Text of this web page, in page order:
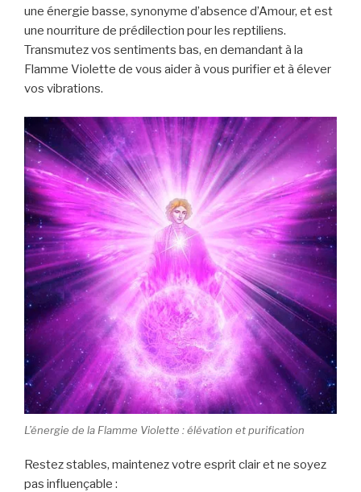
une énergie basse, synonyme d’absence d’Amour, et est
une nourriture de prédilection pour les reptiliens.
Transmutez vos sentiments bas, en demandant à la
Flamme Violette de vous aider à vous purifier et à élever
vos vibrations.
L’énergie de la Flamme Violette : élévation et purification
Restez stables, maintenez votre esprit clair et ne soyez
pas influençable :